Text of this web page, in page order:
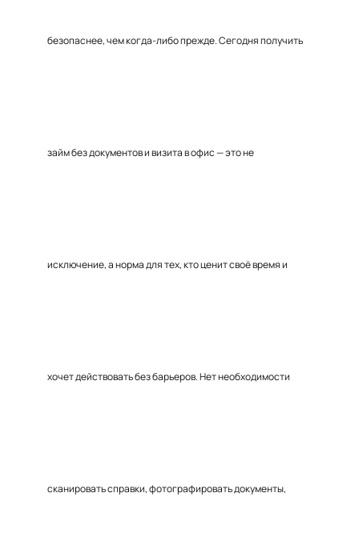
безопаснее, чем когда-либо прежде. Сегодня получить
займ без документов и визита в офис — это не
исключение, а норма для тех, кто ценит своё время и
хочет действовать без барьеров. Нет необходимости
сканировать справки, фотографировать документы,